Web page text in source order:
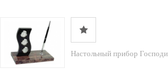
Настольный прибор